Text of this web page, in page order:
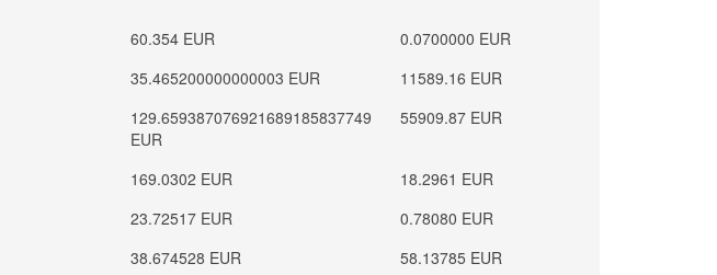
60.354 EUR
0.0700000 EUR
35.465200000000003 EUR
11589.16 EUR
129.659387076921689185837749
EUR
55909.87 EUR
169.0302 EUR
18.2961 EUR
23.72517 EUR
0.78080 EUR
38.674528 EUR
58.13785 EUR